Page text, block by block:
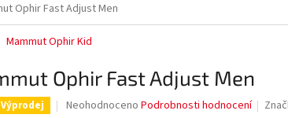
Ophir Fast Adjust Men
Mammut Ophir Kid
Ophir Fast Adjust Men
Výprodej
Průměrné
Neohodnoceno Podrobnosti hodnocení